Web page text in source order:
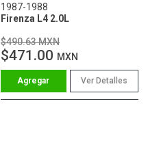
1987-1988
Firenza L4 2.0L
$490.63 MXN
$471.00 MXN
Ver Detalles